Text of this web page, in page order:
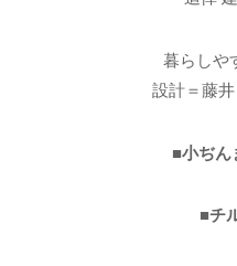
暮らしや
設計＝藤
■小ぢん
■チ